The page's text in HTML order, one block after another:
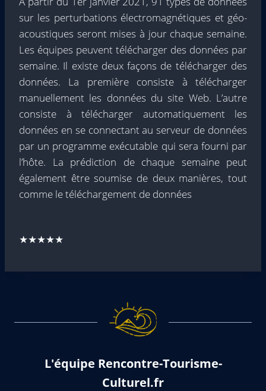
sur les perturbations électromagnétiques et géo-
acoustiques seront mises à jour chaque semaine.
Les équipes peuvent télécharger des données par
semaine. Il existe deux façons de télécharger des
données. La première consiste à télécharger
manuellement les données du site Web. L’autre
consiste à télécharger automatiquement les
données en se connectant au serveur de données
par un programme exécutable qui sera fourni par
l’hôte. La prédiction de chaque semaine peut
également être soumise de deux manières, tout
comme le téléchargement de données
★★★★★
L'équipe Rencontre-Tourisme-
Culturel.fr